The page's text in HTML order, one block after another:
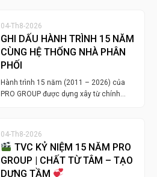
04-Th8-2026
GHI DẤU HÀNH TRÌNH 15 NĂM
CÙNG HỆ THỐNG NHÀ PHÂN
PHỐI
Hành trình 15 năm (2011 – 2026) của
PRO GROUP được dựng xây từ chính…
04-Th8-2026
TVC KỶ NIỆM 15 NĂM PRO
GROUP | CHẤT TỪ TÂM – TẠO
DỰNG TẦM